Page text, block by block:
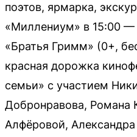
поэтов, ярмарка,
«Миллениум» в 15:00 —
«Братья Гримм» (0+,
красная дорожка
семьи» с участием
Добронравова, Романа
Алфёровой,